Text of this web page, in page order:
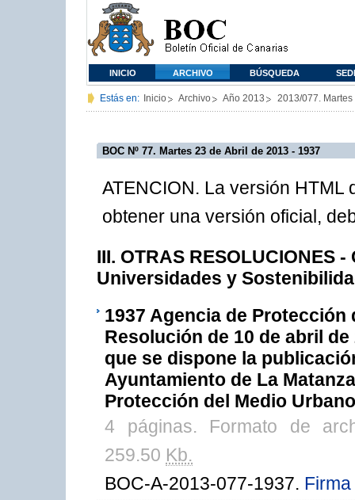
INICIO ARCHIVO BÚSQUEDA
Estás en: Inicio Archivo Año 2013 2013/077.
BOC Nº 77. Martes 23 de Abril de 2013 - 1937
ATENCION. La versión HTML
obtener una versión oficial,
III. OTRAS RESOLUCIONES
Universidades y
1937 Agencia de Protección
Resolución de 10 de abril
que se dispone la
Ayuntamiento de La
Protección del Medio
4 páginas. Formato de
259.50 Kb.
BOC-A-2013-077-1937.